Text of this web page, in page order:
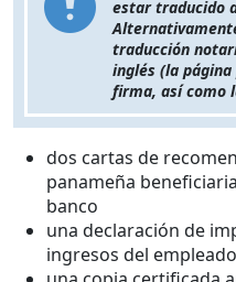
estar traducido
traducción
inglés (la
firma, así como
dos cartas de
panameña
banco
una declaración de
ingresos del